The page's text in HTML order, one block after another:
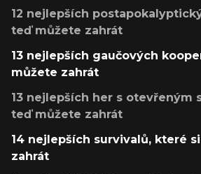
12 nejlepších
teď můžete zahrát
13 nejlepších gaučových
můžete zahrát
13 nejlepších her s otevřeným
teď můžete zahrát
14 nejlepších survivalů, které
zahrát